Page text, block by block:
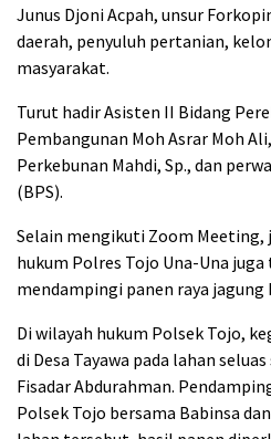
Junus Djoni Acpah, unsur
daerah, penyuluh pertanian,
masyarakat.
Turut hadir Asisten II Bidang
Pembangunan Moh Asrar Moh
Perkebunan Mahdi, Sp., dan
(BPS).
Selain mengikuti Zoom Meeting,
hukum Polres Tojo Una-Una
mendampingi panen raya jagung
Di wilayah hukum Polsek Tojo,
di Desa Tayawa pada lahan
Fisadar Abdurahman.
Polsek Tojo bersama Babinsa